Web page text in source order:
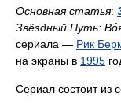
Основная статья:
Звёздный Путь:
сериала — Рик
на экраны в 1995
Сериал состоит из